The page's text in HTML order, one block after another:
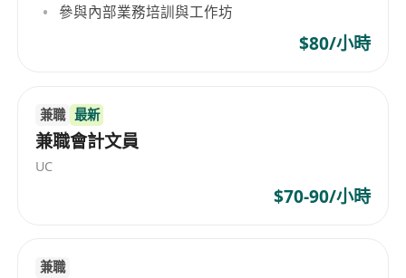
參與內部業務培訓與工作坊
$80/小時
兼職 最新
兼職會計文員
UC
$70-90/小時
兼職